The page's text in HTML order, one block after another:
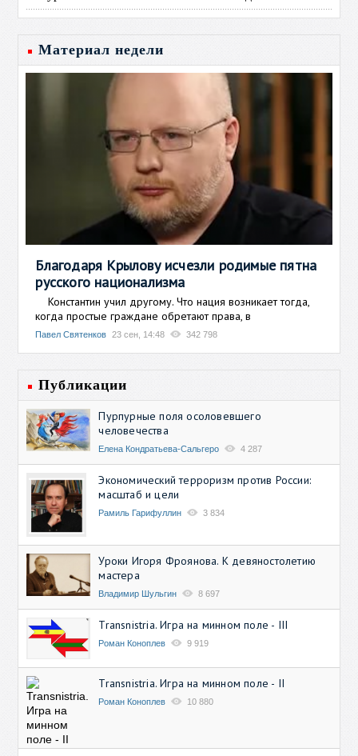
Материал недели
Благодаря Крылову исчезли родимые пятна
русского национализма
Константин учил другому. Что нация возникает тогда,
когда простые граждане обретают права, в
Павел Святенков 23 сен, 14:48 342 798
Публикации
Пурпурные поля осоловевшего
человечества
Елена Кондратьева-Сальгеро 4 287
Экономический терроризм против России:
масштаб и цели
Рамиль Гарифуллин 3 834
Уроки Игоря Фроянова. К девяностолетию
мастера
Владимир Шульгин 8 697
Transnistria. Игра на минном поле - III
Роман Коноплев 9 919
Transnistria. Игра на минном поле - II
Роман Коноплев 10 880